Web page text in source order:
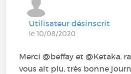
Utilisateur désinscrit
le 10/08/2020
Merci @beffay‍ et @Ketaka‍,
vous ait plu, très bonne